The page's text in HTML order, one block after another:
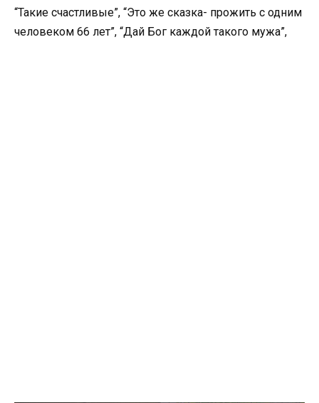
“Такие счастливые”, “Это же сказка- прожить с одним
человеком 66 лет”, “Дай Бог каждой такого мужа”,